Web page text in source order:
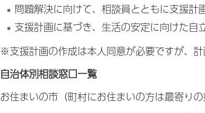
問題解決に向けて、相談員とともに支援計
支援計画に基づき、生活の安定に向けた自
※支援計画の作成は本人同意が必要ですが、
自治体別相談窓口一覧
お住まいの市（町村にお住まいの方は最寄り